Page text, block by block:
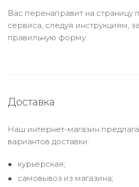
Вас перенаправит на страницу
сервиса, следуя инструкциям,
правильную форму.
Доставка
Наш интернет-магазин
вариантов доставки:
курьерская;
самовывоз из магазина;